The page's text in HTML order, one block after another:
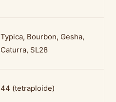
Typica, Bourbon, Gesha,
Caturra, SL28
44 (tetraploide)